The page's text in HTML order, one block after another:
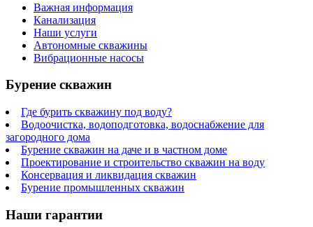
Важная информация
Канализация
Наши услуги
Автономные скважины
Вибрационные насосы
Бурение скважин
Где бурить скважину под воду?
Водоочистка, водоподготовка, водоснабжение для
загородного дома
Бурение скважин на даче и в частном доме
Проектирование и строительство скважин на воду
Консервация и ликвидация скважин
Бурение промышленных скважин
Наши гарантии